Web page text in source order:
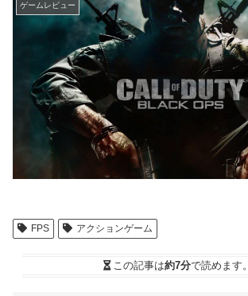
ゲームレビュー
FPS アクションゲーム
この記事は約7分で読めます。